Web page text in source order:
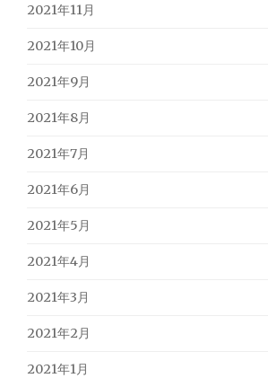
2021年11月
2021年10月
2021年9月
2021年8月
2021年7月
2021年6月
2021年5月
2021年4月
2021年3月
2021年2月
2021年1月